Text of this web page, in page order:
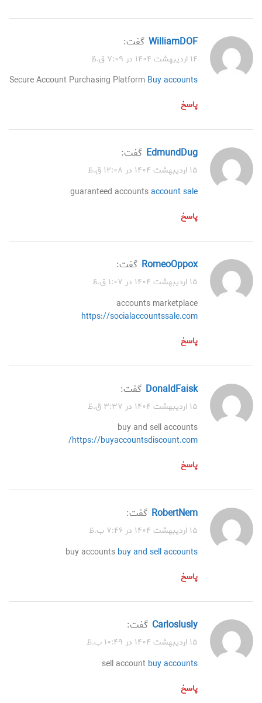
WilliamDOF گفت:
۱۴ اردیبهشت ۱۴۰۴ در ۷:۰۹ ق.ظ
Secure Account Purchasing Platform Buy accounts
پاسخ
EdmundDug گفت:
۱۵ اردیبهشت ۱۴۰۴ در ۱۲:۰۸ ق.ظ
guaranteed accountsaccount sale
پاسخ
RomeoOppox گفت:
۱۵ اردیبهشت ۱۴۰۴ در ۱:۰۷ ق.ظ
accounts marketplace
https://socialaccountssale.com
پاسخ
DonaldFaisk گفت:
۱۵ اردیبهشت ۱۴۰۴ در ۳:۳۷ ق.ظ
buy and sell accounts
https://buyaccountsdiscount.com/
پاسخ
RobertNem گفت:
۱۵ اردیبهشت ۱۴۰۴ در ۷:۴۶ ب.ظ
buy accounts buy and sell accounts
پاسخ
Carloslusly گفت:
۱۵ اردیبهشت ۱۴۰۴ در ۱۰:۴۹ ب.ظ
sell account buy accounts
پاسخ